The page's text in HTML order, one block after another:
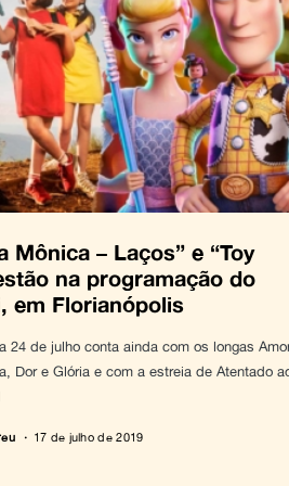
Mônica – Laços” e “Toy
na programação do
em Florianópolis
24 de julho conta ainda com os longas
Dor e Glória e com a estreia de Atentado
17 de julho de 2019